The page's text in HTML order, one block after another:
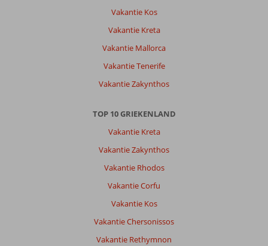
Vakantie Kos
Vakantie Kreta
Vakantie Mallorca
Vakantie Tenerife
Vakantie Zakynthos
TOP 10 GRIEKENLAND
Vakantie Kreta
Vakantie Zakynthos
Vakantie Rhodos
Vakantie Corfu
Vakantie Kos
Vakantie Chersonissos
Vakantie Rethymnon